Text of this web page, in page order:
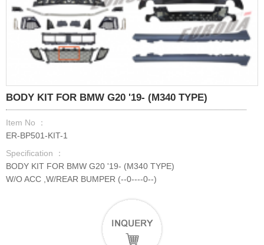
BODY KIT FOR BMW G20 '19- (M340 TYPE)
Item No ：
ER-BP501-KIT-1
Specification ：
BODY KIT FOR BMW G20 '19- (M340 TYPE)
W/O ACC ,W/REAR BUMPER (--0----0--)